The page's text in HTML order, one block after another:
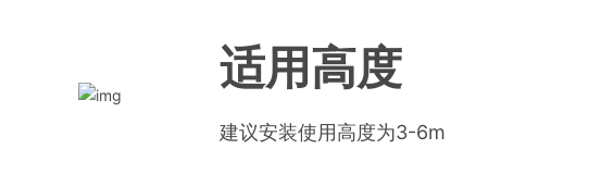
适用高度
建议安装使用高度为3-6m